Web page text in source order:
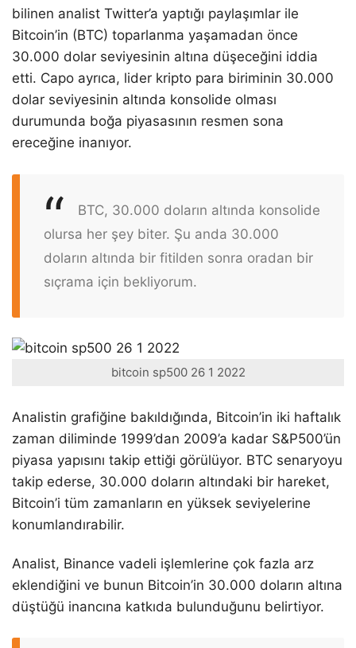
bilinen analist Twitter’a yaptığı paylaşımlar ile
Bitcoin’in (BTC) toparlanma yaşamadan önce
30.000 dolar seviyesinin altına düşeceğini iddia
etti. Capo ayrıca, lider kripto para biriminin 30.000
dolar seviyesinin altında konsolide olması
durumunda boğa piyasasının resmen sona
ereceğine inanıyor.
BTC, 30.000 doların altında konsolide
olursa her şey biter. Şu anda 30.000
doların altında bir fitilden sonra oradan bir
sıçrama için bekliyorum.
bitcoin sp500 26 1 2022
Analistin grafiğine bakıldığında, Bitcoin’in iki haftalık
zaman diliminde 1999’dan 2009’a kadar S&P500’ün
piyasa yapısını takip ettiği görülüyor. BTC senaryoyu
takip ederse, 30.000 doların altındaki bir hareket,
Bitcoin’i tüm zamanların en yüksek seviyelerine
konumlandırabilir.
Analist, Binance vadeli işlemlerine çok fazla arz
eklendiğini ve bunun Bitcoin’in 30.000 doların altına
düştüğü inancına katkıda bulunduğunu belirtiyor.